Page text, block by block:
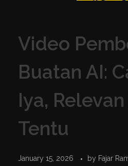
Video
Buatan AI:
Iya,
Tentu
January 15, 2026 by Fajar